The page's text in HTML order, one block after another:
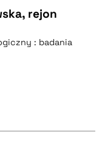
rejon
: badania